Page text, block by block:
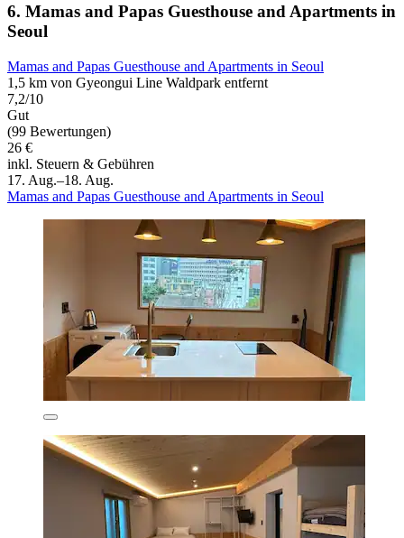
6. Mamas and Papas Guesthouse and Apartments in
Seoul
Mamas and Papas Guesthouse and Apartments in Seoul
1,5 km von Gyeongui Line Waldpark entfernt
7,2/10
Gut
(99 Bewertungen)
26 €
inkl. Steuern & Gebühren
17. Aug.–18. Aug.
Mamas and Papas Guesthouse and Apartments in Seoul